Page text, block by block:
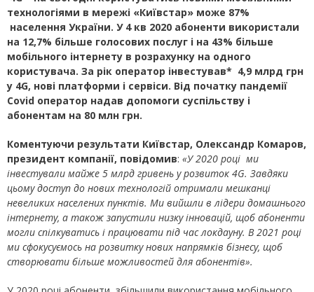
технологіями в мережі «Київстар» може 87%
населення України. У 4 кв 2020 абоненти використали
на 12,7% більше голосових послуг і на 43% більше
мобільного інтернету в розрахунку на одного
користувача. За рік оператор інвестував* 4,9 млрд грн
у 4G, нові платформи і сервіси. Від початку пандемії
Covid оператор надав допомоги суспільству і
абонентам на 80 млн грн.
Коментуючи результати Київстар, Олександр Комаров,
президент компанії, повідомив: «У 2020 році ми
інвестували майже 5 млрд гривень у розвиток 4G. Завдяки
цьому доступ до нових технологій отримали мешканці
невеликих населених пунктів. Ми вийшли в лідери домашнього
інтернету, а також запустили низку інновацій, щоб абоненти
могли спілкуватись і працювати під час локдауну. В2021 році
ми сфокусуємось на розвитку нових напрямків бізнесу, щоб
створювати більше можливостей для абонентів».